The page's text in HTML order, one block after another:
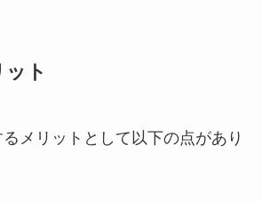
ト
メリットとして以下の点があり